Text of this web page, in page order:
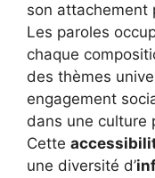
son attachement
Les paroles
chaque
des thèmes
engagement
dans une culture
Cette
une diversité d’